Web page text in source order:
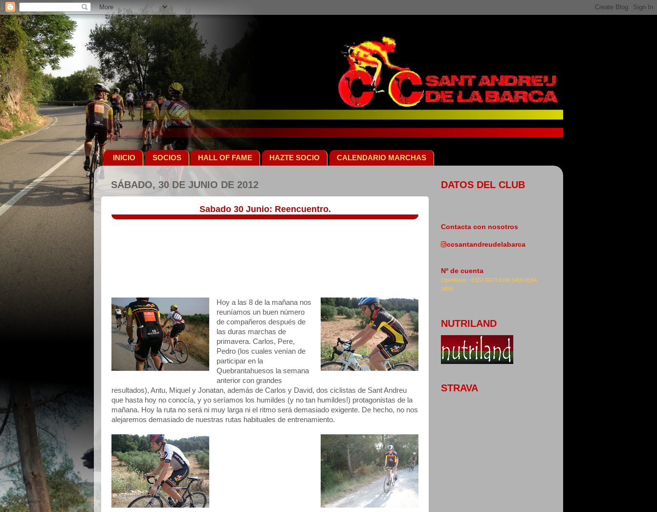
INICIO SOCIOS HALL OF FAME HAZTE SOCIO CALENDARIO MARCHAS
SÁBADO, 30 DE JUNIO DE 2012
Sabado 30 Junio: Reencuentro.
Hoy a las 8 de la mañana nos
reuníamos un buen número
de compañeros después de
las duras marchas de
primavera. Carlos, Pere,
Pedro (los cuales venían de
participar en la
Quebrantahuesos la semana
anterior con grandes
resultados), Antu, Miquel y Jonatan, además de Carlos y David, dos ciclistas de Sant Andreu
que hasta hoy no conocía, y yo seríamos los humildes (y no tan humildes!) protagonistas de la
mañana. Hoy la ruta no será ni muy larga ni el ritmo será demasiado exigente. De hecho, no nos
alejaremos demasiado de nuestras rutas habituales de entrenamiento.
DATOS DEL CLUB
Contacta con nosotros
ccsantandreudelabarca
Nº de cuenta
OpenBank - ES57 0073 0100 5405 0564
3458
NUTRILAND
STRAVA